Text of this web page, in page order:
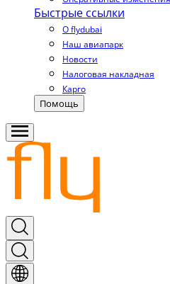
Быстрые ссылки
О flydubai
Наш авиапарк
Новости
Налоговая накладная
Карго
Помощь